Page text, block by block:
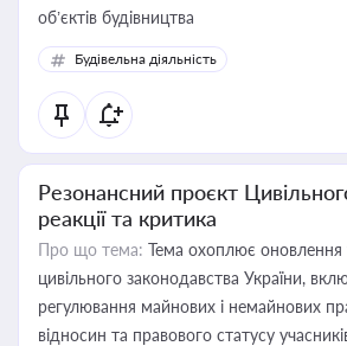
об’єктів будівництва
Будівельна діяльність
Резонансний проєкт
реакції та критика
Про що тема: Тема охоплює
цивільного законодавства України,
регулювання майнових і немайнових
відносин та правового статусу